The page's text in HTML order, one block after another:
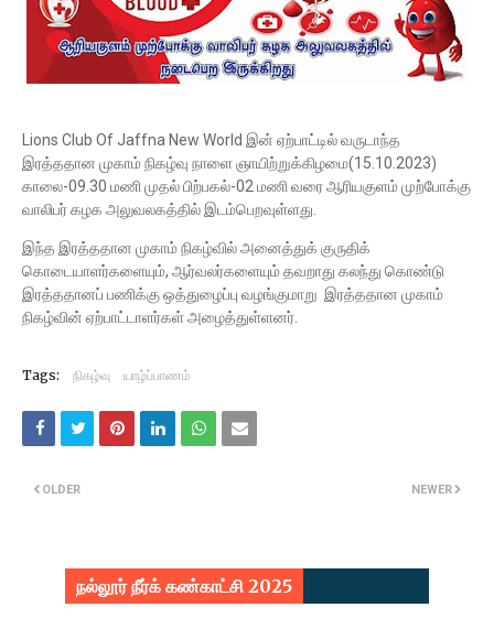
Lions Club Of Jaffna New World இன் ஏற்பாட்டில் வருடாந்த
இரத்ததான முகாம் நிகழ்வு நாளை ஞாயிற்றுக்கிழமை(15.10.2023)
காலை-09.30 மணி முதல் பிற்பகல்-02 மணி வரை ஆரியகுளம் முற்போக்கு
வாலிபர் கழக அலுவலகத்தில் இடம்பெறவுள்ளது.
இந்த இரத்ததான முகாம் நிகழ்வில் அனைத்துக் குருதிக்
கொடையாளர்களையும், ஆர்வலர்களையும் தவறாது கலந்து கொண்டு
இரத்ததானப் பணிக்கு ஒத்துழைப்பு வழங்குமாறு இரத்ததான முகாம்
நிகழ்வின் ஏற்பாட்டாளர்கள் அழைத்துள்ளனர்.
Tags: நிகழ்வு யாழ்ப்பாணம்
NEWER
OLDER
நல்லூர் நீர்க் கண்காட்சி 2025